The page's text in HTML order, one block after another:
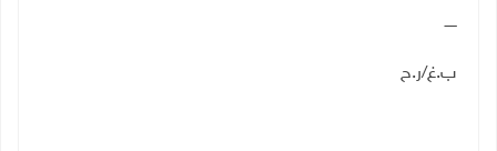
ـــــ
ب.غ/ر.ح